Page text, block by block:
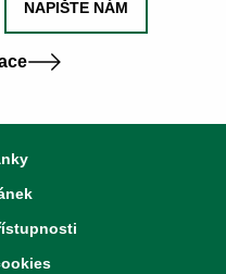
NAPIŠTE NÁM